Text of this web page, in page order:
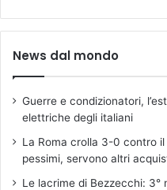
News dal mondo
Guerre e condizionatori,
elettriche degli italiani
La Roma crolla 3-0 contro
pessimi, servono altri
Le lacrime di Bezzecchi: 3°